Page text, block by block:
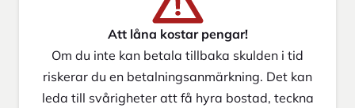
Att låna kostar pengar!
Om du inte kan betala tillbaka skulden i tid
riskerar du en betalningsanmärkning. Det kan
leda till svårigheter att få hyra bostad, teckna